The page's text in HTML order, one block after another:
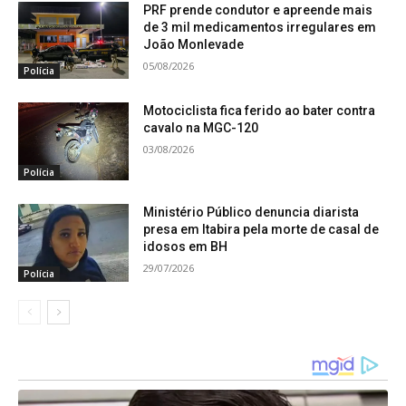
Polícia
PRF prende condutor e apreende mais
de 3 mil medicamentos irregulares em
João Monlevade
05/08/2026
Polícia
Motociclista fica ferido ao bater contra
cavalo na MGC-120
03/08/2026
Polícia
Ministério Público denuncia diarista
presa em Itabira pela morte de casal de
idosos em BH
29/07/2026